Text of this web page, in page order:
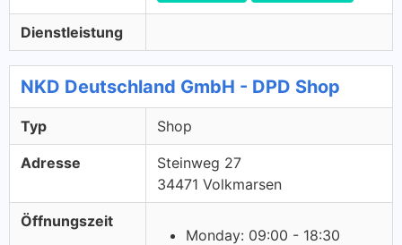
Dienstleistung
NKD Deutschland GmbH - DPD Shop
Typ Shop
Adresse
Steinweg 27
34471 Volkmarsen
Öffnungszeit
Monday: 09:00 - 18:30